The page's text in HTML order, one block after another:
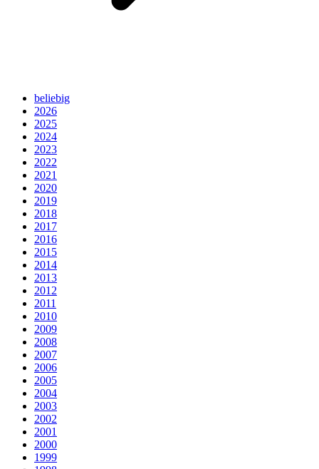
beliebig
2026
2025
2024
2023
2022
2021
2020
2019
2018
2017
2016
2015
2014
2013
2012
2011
2010
2009
2008
2007
2006
2005
2004
2003
2002
2001
2000
1999